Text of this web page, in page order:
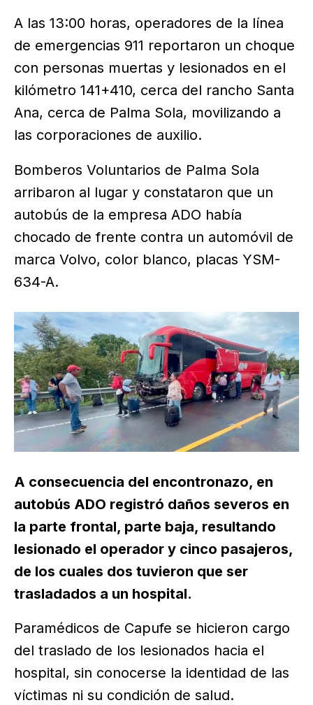
A las 13:00 horas, operadores de la línea
de emergencias 911 reportaron un choque
con personas muertas y lesionados en el
kilómetro 141+410, cerca del rancho Santa
Ana, cerca de Palma Sola, movilizando a
las corporaciones de auxilio.
Bomberos Voluntarios de Palma Sola
arribaron al lugar y constataron que un
autobús de la empresa ADO había
chocado de frente contra un automóvil de
marca Volvo, color blanco, placas YSM-
634-A.
A consecuencia del encontronazo, en
autobús ADO registró daños severos en
la parte frontal, parte baja, resultando
lesionado el operador y cinco pasajeros,
de los cuales dos tuvieron que ser
trasladados a un hospital.
Paramédicos de Capufe se hicieron cargo
del traslado de los lesionados hacia el
hospital, sin conocerse la identidad de las
víctimas ni su condición de salud.